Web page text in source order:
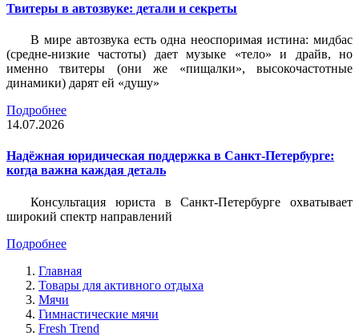
Твитеры в автозвуке: детали и секреты
В мире автозвука есть одна неоспоримая истина: мидбас
(средне-низкие частоты) дает музыке «тело» и драйв, но
именно твитеры (они же «пищалки», высокочастотные
динамики) дарят ей «душу»
Подробнее
14.07.2026
Надёжная юридическая поддержка в Санкт-Петербурге:
когда важна каждая деталь
Консультация юриста в Санкт-Петербурге охватывает
широкий спектр направлений
Подробнее
Главная
Товары для активного отдыха
Мячи
Гимнастические мячи
Fresh Trend